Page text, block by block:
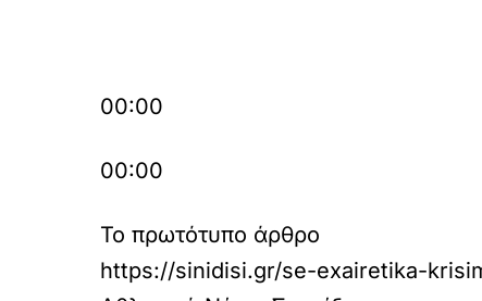
00:00
00:00
Το πρωτότυπο άρθρο
https://sinidisi.gr/se-exairetika-